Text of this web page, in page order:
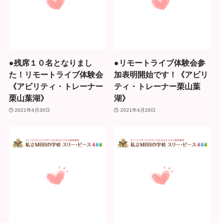
●残席１０名となりまし
た！リモートライブ体験会
《アビリティ・トレーナー
栗山葉湖》
2021年4月30日
●リモートライブ体験会参
加表明開始です！《アビリ
ティ・トレーナー栗山葉
湖》
2021年4月29日